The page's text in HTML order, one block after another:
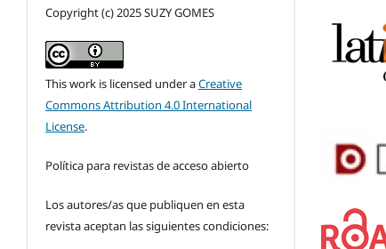
Copyright (c) 2025 SUZY GOMES
This work is licensed under aCreative
Commons Attribution 4.0 International
License.
Política para revistas de acceso abierto
Los autores/as que publiquen en esta
revista aceptan las siguientes condiciones: